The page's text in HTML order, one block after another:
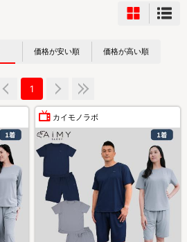
価格が安い順 価格が高い順
1
カイモノラボ